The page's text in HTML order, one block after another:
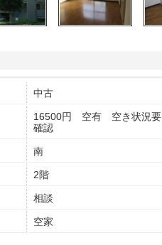
中古
16500円 空有 空き状況要
確認
南
2階
相談
空家